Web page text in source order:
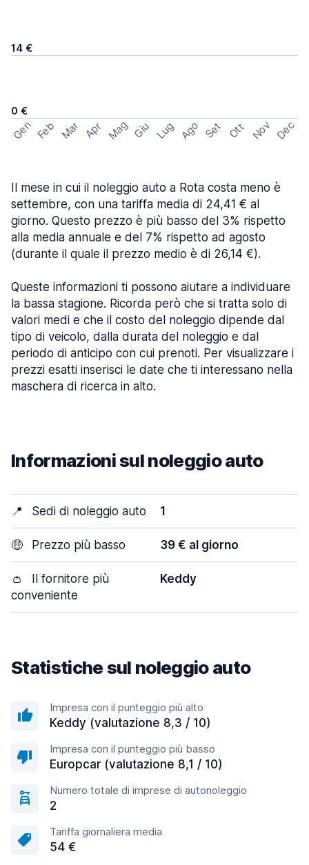
14 €
0 €
Gen Feb Mar Apr Mag Giu Lug Ago Set Ott Nov Dec
Il mese in cui il noleggio auto a Rota costa meno è
settembre, con una tariffa media di 24,41 € al
giorno. Questo prezzo è più basso del 3% rispetto
alla media annuale e del 7% rispetto ad agosto
(durante il quale il prezzo medio è di 26,14 €).
Queste informazioni ti possono aiutare a individuare
la bassa stagione. Ricorda però che si tratta solo di
valori medi e che il costo del noleggio dipende dal
tipo di veicolo, dalla durata del noleggio e dal
periodo di anticipo con cui prenoti. Per visualizzare i
prezzi esatti inserisci le date che ti interessano nella
maschera di ricerca in alto.
Informazioni sul noleggio auto
📍 Sedi di noleggio auto 1
🤑 Prezzo più basso 39 € al giorno
👛
Il fornitore più
conveniente
Keddy
Statistiche sul noleggio auto
Impresa con il punteggio più alto
Keddy (valutazione 8,3 / 10)
Impresa con il punteggio più basso
Europcar (valutazione 8,1 / 10)
Numero totale di imprese di autonoleggio
2
Tariffa giornaliera media
54 €